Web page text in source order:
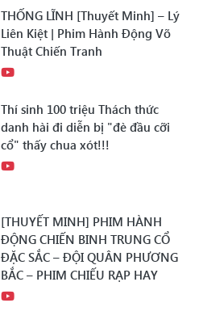
THỐNG LĨNH [Thuyết Minh] – Lý
Liên Kiệt | Phim Hành Động Võ
Thuật Chiến Tranh
Thí sinh 100 triệu Thách thức
danh hài đi diễn bị "đè đầu cỡi
cổ" thấy chua xót!!!
[THUYẾT MINH] PHIM HÀNH
ĐỘNG CHIẾN BINH TRUNG CỔ
ĐẶC SẮC – ĐỘI QUÂN PHƯƠNG
BẮC – PHIM CHIẾU RẠP HAY